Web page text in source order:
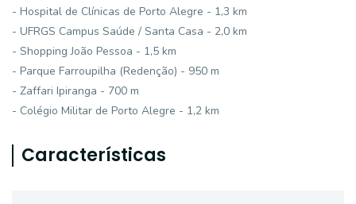
- Hospital de Clínicas de Porto Alegre - 1,3 km
- UFRGS Campus Saúde / Santa Casa - 2,0 km
- Shopping João Pessoa - 1,5 km
- Parque Farroupilha (Redenção) - 950 m
- Zaffari Ipiranga - 700 m
- Colégio Militar de Porto Alegre - 1,2 km
Características